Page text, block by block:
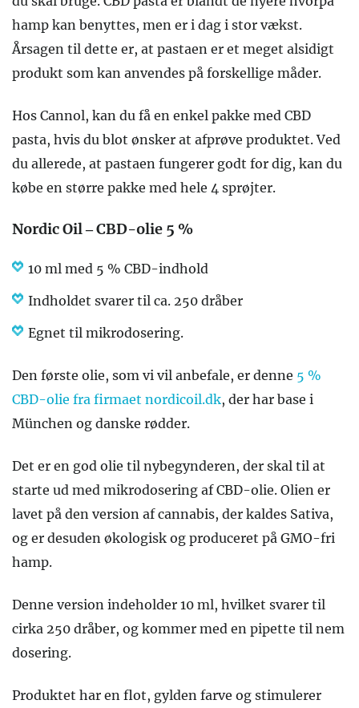
hamp kan benyttes, men er i dag i stor vækst.
Årsagen til dette er, at pastaen er et meget alsidigt
produkt som kan anvendes på forskellige måder.
Hos Cannol, kan du få en enkel pakke med CBD
pasta, hvis du blot ønsker at afprøve produktet. Ved
du allerede, at pastaen fungerer godt for dig, kan du
købe en større pakke med hele 4 sprøjter.
Nordic Oil – CBD-olie 5 %
10 ml med 5 % CBD-indhold
Indholdet svarer til ca. 250 dråber
Egnet til mikrodosering.
Den første olie, som vi vil anbefale, er denne 5 %
CBD-olie fra firmaet nordicoil.dk, der har base i
München og danske rødder.
Det er en god olie til nybegynderen, der skal til at
starte ud med mikrodosering af CBD-olie. Olien er
lavet på den version af cannabis, der kaldes Sativa,
og er desuden økologisk og produceret på GMO-fri
hamp.
Denne version indeholder 10 ml, hvilket svarer til
cirka 250 dråber, og kommer med en pipette til nem
dosering.
Produktet har en flot, gylden farve og stimulerer